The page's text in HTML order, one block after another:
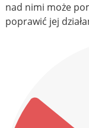
nad nimi może
poprawić jej